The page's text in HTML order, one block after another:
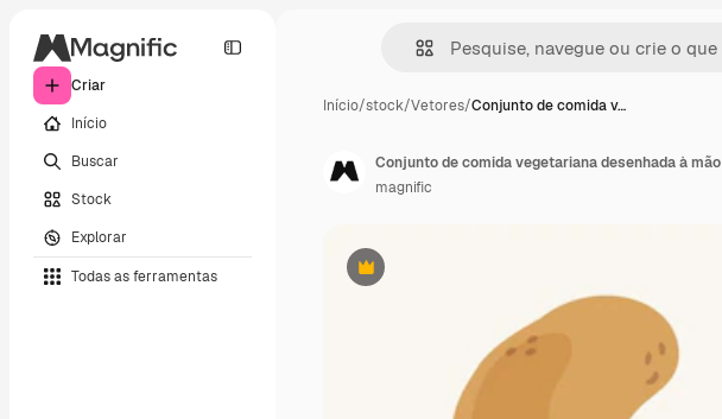
Criar
Início
Buscar
Stock
Explorar
Todas as ferramentas
Início/stock/Vetores/Conjunto de comida v…
Premium
Conjunto de comida vegetariana desenhada à mão
magnific